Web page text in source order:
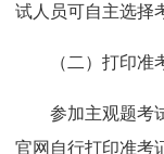
试人员可自主选择
（二）打印准
参加主观题考
官网自行打印准考